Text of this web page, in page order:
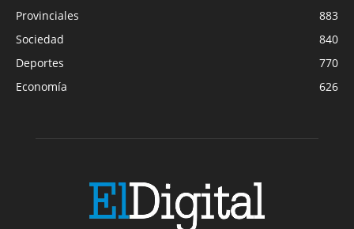
Provinciales
883
Sociedad
840
Deportes
770
Economía
626